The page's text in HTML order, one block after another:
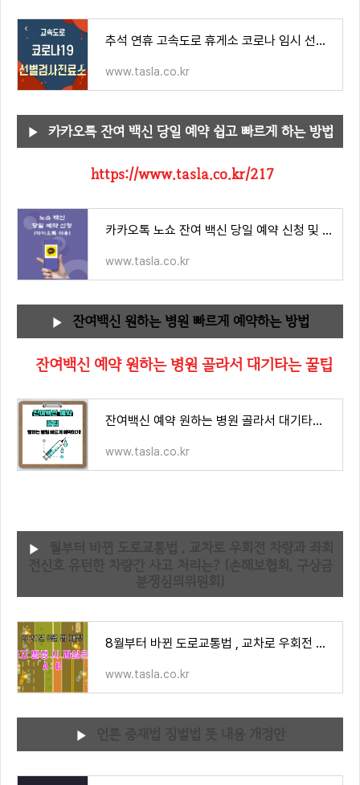
추석 연휴 고속도로 휴게소 코로나 임시 선별 검사소 정리 (운영시간, 주소 쉬는시간)
www.tasla.co.kr
카카오톡 잔여 백신 당일 예약 쉽고 빠르게 하는 방법
https://www.tasla.co.kr/217
카카오톡 노쇼 잔여 백신 당일 예약 신청 및 대기 하는법
www.tasla.co.kr
잔여백신 원하는 병원 빠르게 예약하는 방법
잔여백신 예약 원하는 병원 골라서 대기타는 꿀팁
잔여백신 예약 원하는 병원 골라서 대기타는 꿀팁
www.tasla.co.kr
8월부터 바뀐 도로교통법 , 교차로 우회전 차량과 좌회전신호 유턴한 차량간 사고 처리는? (손해
www.tasla.co.kr